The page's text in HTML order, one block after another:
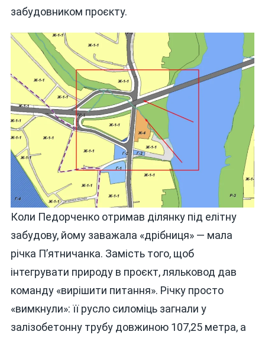
забудовником проєкту.
Коли Педорченко отримав ділянку під елітну
забудову, йому заважала «дрібниця» — мала
річка П’ятничанка. Замість того, щоб
інтегрувати природу в проєкт, ляльковод дав
команду «вирішити питання». Річку просто
«вимкнули»: її русло силоміць загнали у
залізобетонну трубу довжиною 107,25 метра, а